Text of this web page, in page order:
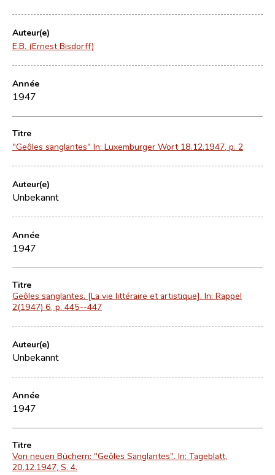
Auteur(e)
E.B. (Ernest Bisdorff)
Année
1947
Titre
"Geôles sanglantes" In: Luxemburger Wort 18.12.1947, p. 2
Auteur(e)
Unbekannt
Année
1947
Titre
Geôles sanglantes. [La vie littéraire et artistique]. In: Rappel
2(1947) 6, p. 445--447
Auteur(e)
Unbekannt
Année
1947
Titre
Von neuen Büchern: "Geôles Sanglantes". In: Tageblatt,
20.12.1947, S. 4.